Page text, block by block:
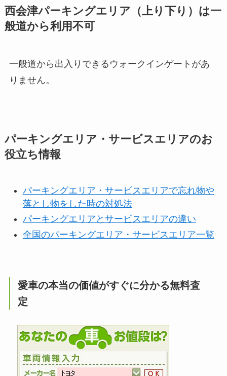
西会津パーキングエリア（上り下り）は一
般道から利用不可
一般道から出入りできるウォークインゲートがあ
りません。
パーキングエリア・サービスエリアのお
役立ち情報
パーキングエリア・サービスエリアで忘れ物や
落とし物をした時の対処法
パーキングエリアとサービスエリアの違い
全国のパーキングエリア・サービスエリア一覧
愛車の本当の価値がすぐに分かる無料査
定